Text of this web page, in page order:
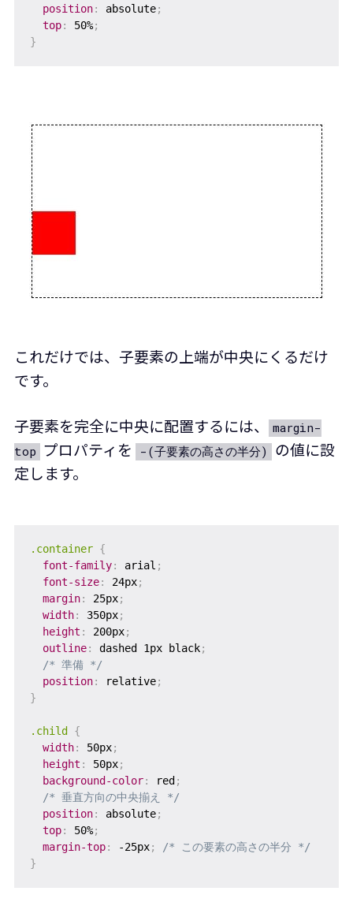
position: absolute;
top: 50%;
}
これだけでは、子要素の上端が中央にくるだけ
です。
子要素を完全に中央に配置するには、
margin-
top プロパティを -(子要素の高さの半分)
の値に設
定します。
.container {
font-family: arial ;
font-size: 24px;
margin: 25px;
width: 350px;
height : 200px;
outline: dashed 1px black;
/* 準備 */
position: relative;
}
.child {
width: 50px;
height : 50px;
background-color: red;
/* 垂直方向の中央揃え */
position: absolute;
top: 50%;
margin-top: -25px;
/* この要素の高さの半分 */
}